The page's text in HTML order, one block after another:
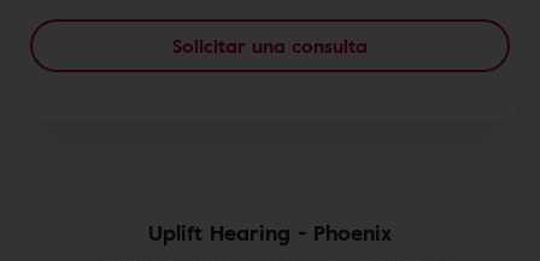
Solicitar una consulta
Uplift Hearing - Phoenix